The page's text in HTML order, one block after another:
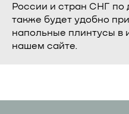
России и стран СНГ по
также будет удобно
напольные плинтусы в
нашем сайте.